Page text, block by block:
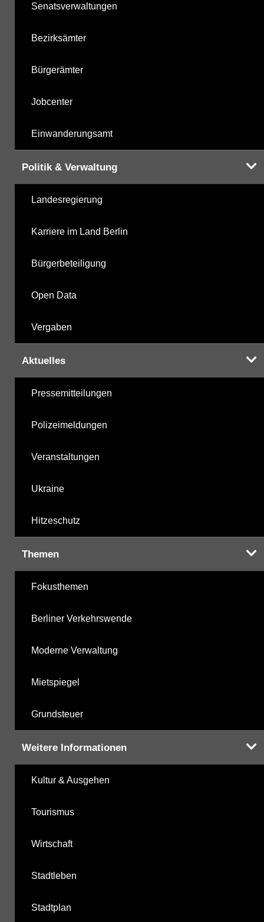
Senatsverwaltungen
Bezirksämter
Bürgerämter
Jobcenter
Einwanderungsamt
Politik & Verwaltung
Landesregierung
Karriere im Land Berlin
Bürgerbeteiligung
Open Data
Vergaben
Aktuelles
Pressemitteilungen
Polizeimeldungen
Veranstaltungen
Ukraine
Hitzeschutz
Themen
Fokusthemen
Berliner Verkehrswende
Moderne Verwaltung
Mietspiegel
Grundsteuer
Weitere Informationen
Kultur & Ausgehen
Tourismus
Wirtschaft
Stadtleben
Stadtplan